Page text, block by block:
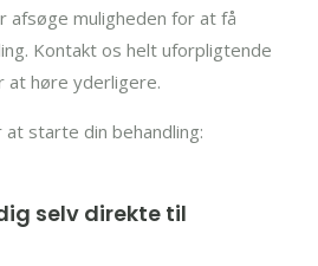
muligheden for at få
Kontakt os helt uforpligtende
at høre yderligere.
starte din behandling:
selv direkte til